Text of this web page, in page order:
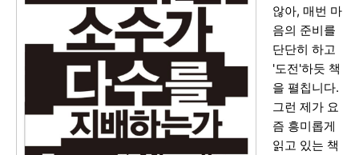
않아, 매번 마
음의 준비를
단단히 하고
'도전'하듯 책
을 펼칩니다.
그런 제가 요
즘 흥미롭게
읽고 있는 책